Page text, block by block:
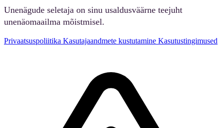
Unenägude seletaja on sinu usaldusväärne teejuht
unenäomaailma mõistmisel.
Privaatsuspoliitika Kasutajaandmete kustutamine Kasutustingimused